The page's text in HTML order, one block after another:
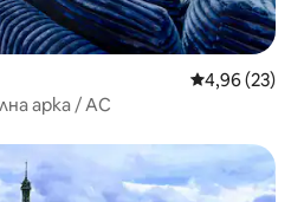
Средна
4,96 (23)
арка / AC